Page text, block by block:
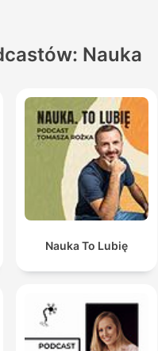
Nauka
Nauka To Lubię